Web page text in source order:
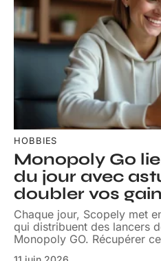
HOBBIES
Monopoly Go
du jour avec
doubler vos
Chaque jour, Scopely met
qui distribuent des lancers
Monopoly GO. Récupérer